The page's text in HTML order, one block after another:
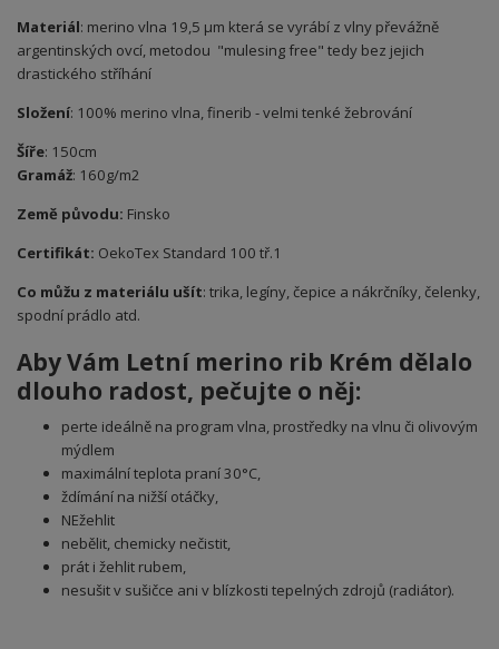
Materiál: merino vlna 19,5 µm která se vyrábí z vlny převážně
argentinských ovcí, metodou "mulesing free" tedy bez jejich
drastického stříhání
Složení: 100% merino vlna, finerib - velmi tenké žebrování
Šíře: 150cm
Gramáž: 160g/m2
Země původu: Finsko
Certifikát: OekoTex Standard 100 tř.1
Co můžu z materiálu ušít: trika, legíny, čepice a nákrčníky, čelenky,
spodní prádlo atd.
Aby Vám Letní merino rib Krém dělalo
dlouho radost, pečujte o něj:
perte ideálně na program vlna, prostředky na vlnu či olivovým
mýdlem
maximální teplota praní 30°C,
ždímání na nižší otáčky,
NEžehlit
nebělit, chemicky nečistit,
prát i žehlit rubem,
nesušit v sušičce ani v blízkosti tepelných zdrojů (radiátor).